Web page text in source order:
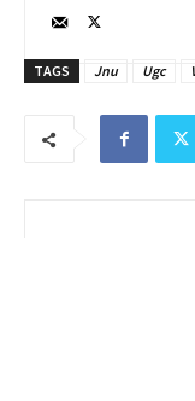
TAGS Jnu Ugc